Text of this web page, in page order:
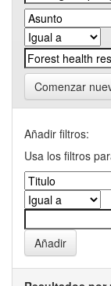
Comenzar
Añadir filtros:
Usa los filtros